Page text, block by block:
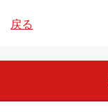
戻る